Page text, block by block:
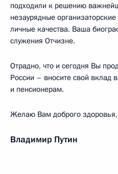
подходили к решению
незаурядные
личные качества. Ваша
служения Отчизне.
Отрадно, что и сегодня Вы
России – вносите свой вклад
и пенсионерам.
Желаю Вам доброго здоровья,
Владимир Путин